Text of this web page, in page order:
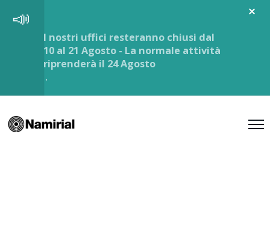
I nostri uffici resteranno chiusi dal
10 al 21 Agosto - La normale attività
riprenderà il 24 Agosto
.